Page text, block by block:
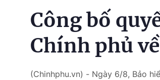
Công bố
Chính phủ
(Chinhphu.vn) - Ngày 6/8, Bảo